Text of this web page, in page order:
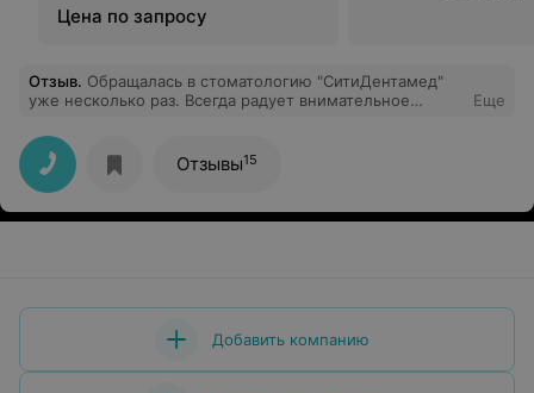
Цена по запросу
Отзыв. Обращалась в стоматологию "СитиДентамед"
уже несколько раз. Всегда радует внимательное
получить совместную консультацию хирурга и
ортопеда. В клинике мне удалили мои непростые
восьмерки, а затем восстановили разрушенный зуб с
помощью керамической коронки. С удовольствием
советую данную клинику своим знакомым.
Еще
Отзывы15
Добавить компанию